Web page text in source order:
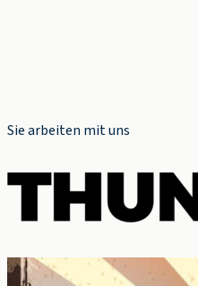
Sie arbeiten mit uns